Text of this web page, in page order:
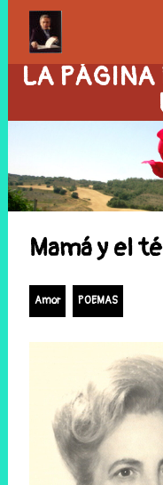
LA PÁGINA
Mamá y el
Amor POEMAS